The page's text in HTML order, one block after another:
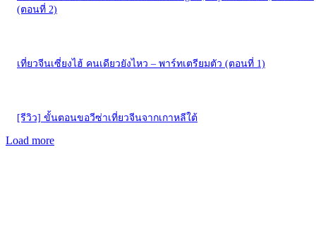
(ตอนที่ 2)
เที่ยวจีนเซี่ยงไฮ้ คนเดียวยังไหว – พาร์ทเตรียมตัว (ตอนที่ 1)
[รีวิว] ขั้นตอนขอวีซ่าเที่ยวจีนจากเกาหลีใต้
Load more